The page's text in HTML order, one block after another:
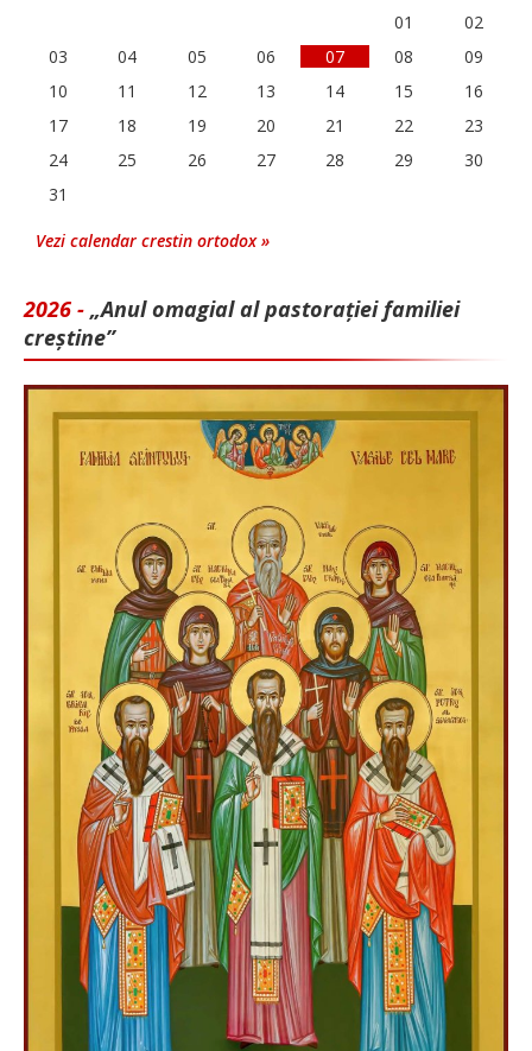
01
02
03
04 05 06 07 08
09
10
11 12 13 14 15
16
17
18 19 20 21 22
23
24
25 26 27 28 29
30
31
Vezi calendar crestin ortodox »
2026 - „Anul omagial al pastorației familiei
creștine”